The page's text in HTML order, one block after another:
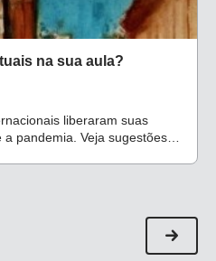
na sua aula?
liberaram suas
pandemia. Veja sugestões